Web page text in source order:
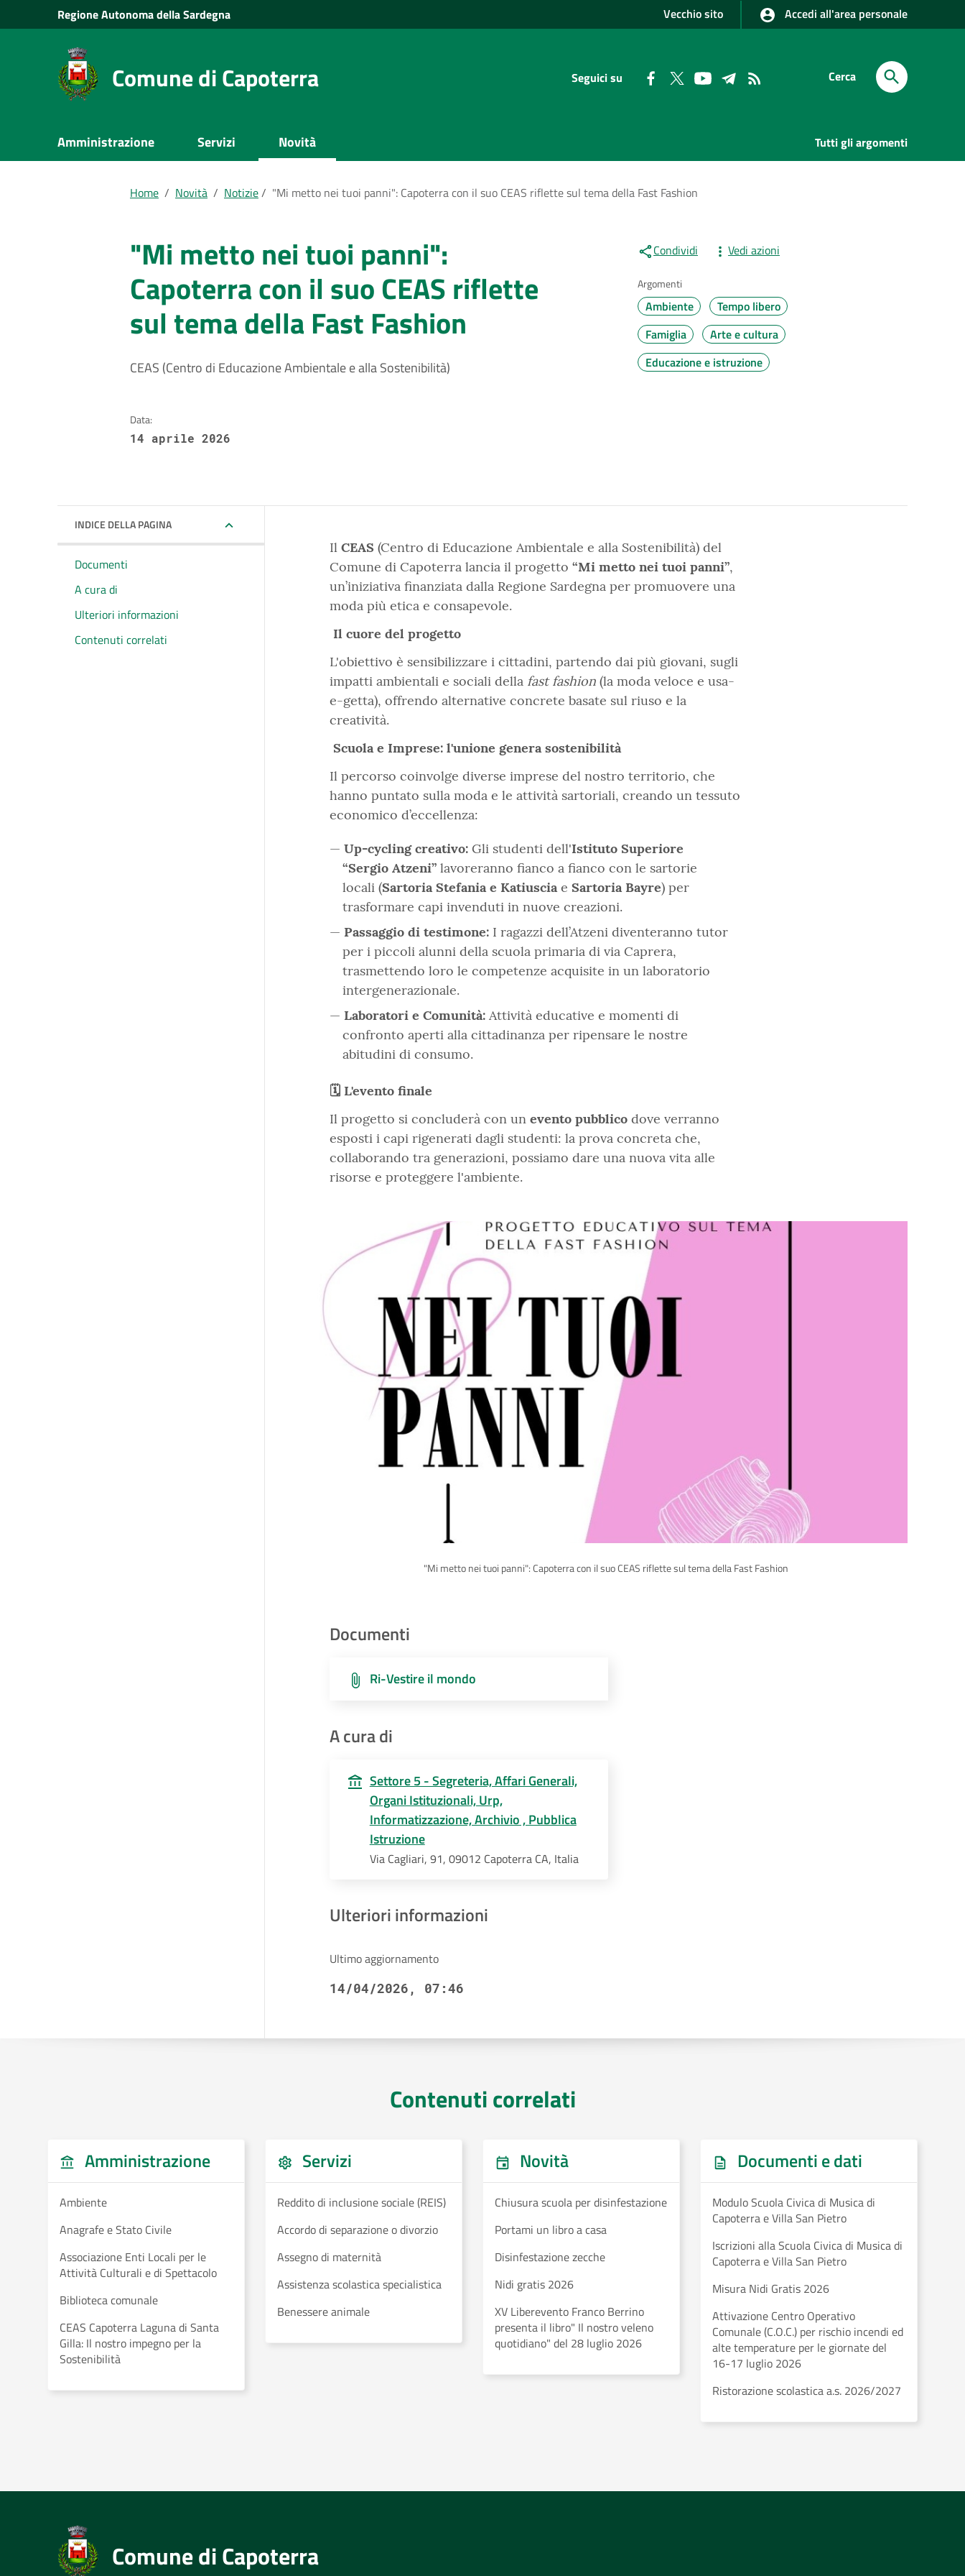
Vai al Contenuto
Vai alla navigazione del sito
Vai al Footer
RegioneAutonoma dellaSardegna Vecchio sito Accedi all'area personale
Comune di Capoterra Seguici su Cerca
Submenu
Amministrazione Servizi
Novità
Tutti gli argomenti
Home / Novità / Notizie/ "Mi metto nei tuoi panni": Capoterra con il suo CEAS riflette sul tema della Fast Fashion
"Mi metto nei tuoi panni":
Capoterra con il suo CEAS riflette
sul tema della Fast Fashion
CEAS (Centro di Educazione Ambientale e alla Sostenibilità)
Condividi Vedi azioni
Argomenti
Ambiente
Tempo libero
Famiglia
Arte e cultura
Educazione e istruzione
Data:
14 aprile 2026
INDICE DELLA PAGINA
Documenti
A cura di
Ulteriori informazioni
Contenuti correlati
Il CEAS (Centro di Educazione Ambientale e alla Sostenibilità) del
Comune di Capoterra lancia il progetto “Mi metto nei tuoi panni”,
un’iniziativa finanziata dalla Regione Sardegna per promuovere una
moda più etica e consapevole.
Il cuore del progetto
L'obiettivo è sensibilizzare i cittadini, partendo dai più giovani, sugli
impatti ambientali e sociali della fast fashion(la moda veloce e usa-
e-getta), offrendo alternative concrete basate sul riuso e la
creatività.
Scuola e Imprese: l'unione genera sostenibilità
Il percorso coinvolge diverse imprese del nostro territorio, che
hanno puntato sulla moda e le attività sartoriali, creando un tessuto
economico d’eccellenza:
Up-cycling creativo:Gli studenti dell'Istituto Superiore
“Sergio Atzeni”lavoreranno fianco a fianco con le sartorie
locali (Sartoria Stefania e Katiusciae Sartoria Bayre) per
trasformare capi invenduti in nuove creazioni.
Passaggio di testimone:I ragazzi dell’Atzeni diventeranno tutor
per i piccoli alunni della scuola primaria di via Caprera,
trasmettendo loro le competenze acquisite in un laboratorio
intergenerazionale.
Laboratori e Comunità:Attività educative e momenti di
confronto aperti alla cittadinanza per ripensare le nostre
abitudini di consumo.
🗓️ L'evento finale
Il progetto si concluderà con un evento pubblicodove verranno
esposti i capi rigenerati dagli studenti: la prova concreta che,
collaborando tra generazioni, possiamo dare una nuova vita alle
risorse e proteggere l'ambiente.
"Mi metto nei tuoi panni": Capoterra con il suo CEAS riflette sul tema della Fast Fashion
Documenti
Ri-Vestire il mondo
A cura di
Settore 5 - Segreteria, Affari Generali,
Organi Istituzionali, Urp,
Informatizzazione, Archivio , Pubblica
Istruzione
Via Cagliari, 91, 09012 Capoterra CA, Italia
Ulteriori informazioni
Ultimo aggiornamento
14/04/2026, 07:46
Contenuti correlati
Amministrazione
Ambiente
Anagrafe e Stato Civile
Associazione Enti Locali per le
Attività Culturali e di Spettacolo
Biblioteca comunale
CEAS Capoterra Laguna di Santa
Gilla: Il nostro impegno per la
Sostenibilità
Servizi
Reddito di inclusione sociale (REIS)
Accordo di separazione o divorzio
Assegno di maternità
Assistenza scolastica specialistica
Benessere animale
Novità
Chiusura scuola per disinfestazione
Portami un libro a casa
Disinfestazione zecche
Nidi gratis 2026
XV Liberevento Franco Berrino
presenta il libro" Il nostro veleno
quotidiano" del 28 luglio 2026
Documenti e dati
Modulo Scuola Civica di Musica di
Capoterra e Villa San Pietro
Iscrizioni alla Scuola Civica di Musica di
Capoterra e Villa San Pietro
Misura Nidi Gratis 2026
Attivazione Centro Operativo
Comunale (C.O.C.) per rischio incendi ed
alte temperature per le giornate del
16-17 luglio 2026
Ristorazione scolastica a.s. 2026/2027
Comune di Capoterra